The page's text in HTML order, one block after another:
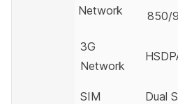
Network
850/
3G
Network
SIM Dual